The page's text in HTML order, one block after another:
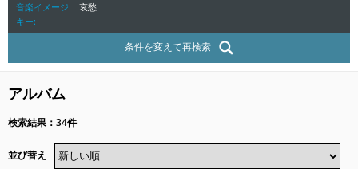
音楽イメージ
哀愁
キー
条件を変えて再検索
アルバム
検索結果：34件
並び替え